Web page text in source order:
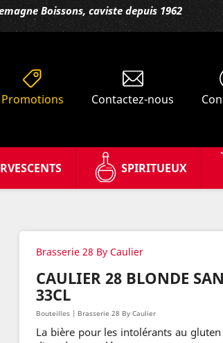
Boissons, caviste depuis 1962
SPIRITUEUX
Promotions Contactez-nous
Brasserie 28 By Caulier
CAULIER 28 BLONDE
33CL
Bouteilles | Brasserie 28 By Caulier
La bière pour les intolérants au